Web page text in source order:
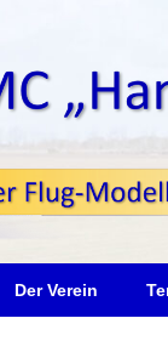
Der Verein